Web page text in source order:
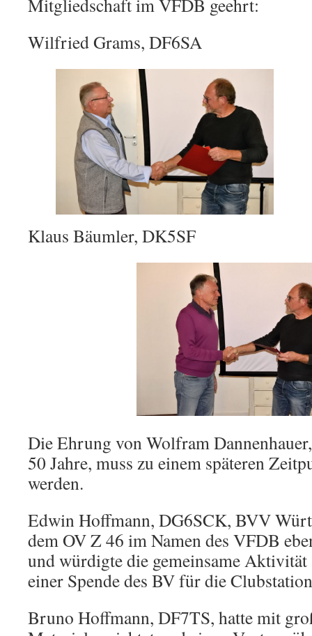
Mitgliedschaft im VFDB geehrt:
Wilfried Grams, DF6SA
Klaus Bäumler, DK5SF
Die Ehrung von Wolfram
50 Jahre, muss zu einem späteren
werden.
Edwin Hoffmann, DG6SCK, BVV
dem OV Z 46 im Namen des VFDB
und würdigte die gemeinsame
einer Spende des BV für die
Bruno Hoffmann, DF7TS, hatte mit